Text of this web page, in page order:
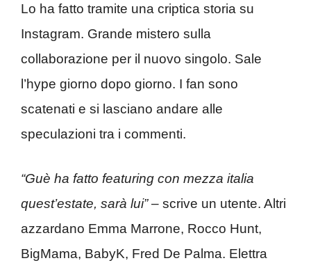
Lo ha fatto tramite una criptica storia su
Instagram. Grande mistero sulla
collaborazione per il nuovo singolo. Sale
l’hype giorno dopo giorno. I fan sono
scatenati e si lasciano andare alle
speculazioni tra i commenti.
“Guè ha fatto featuring con mezza italia
quest’estate, sarà lui”– scrive un utente. Altri
azzardano Emma Marrone, Rocco Hunt,
BigMama, BabyK, Fred De Palma. Elettra